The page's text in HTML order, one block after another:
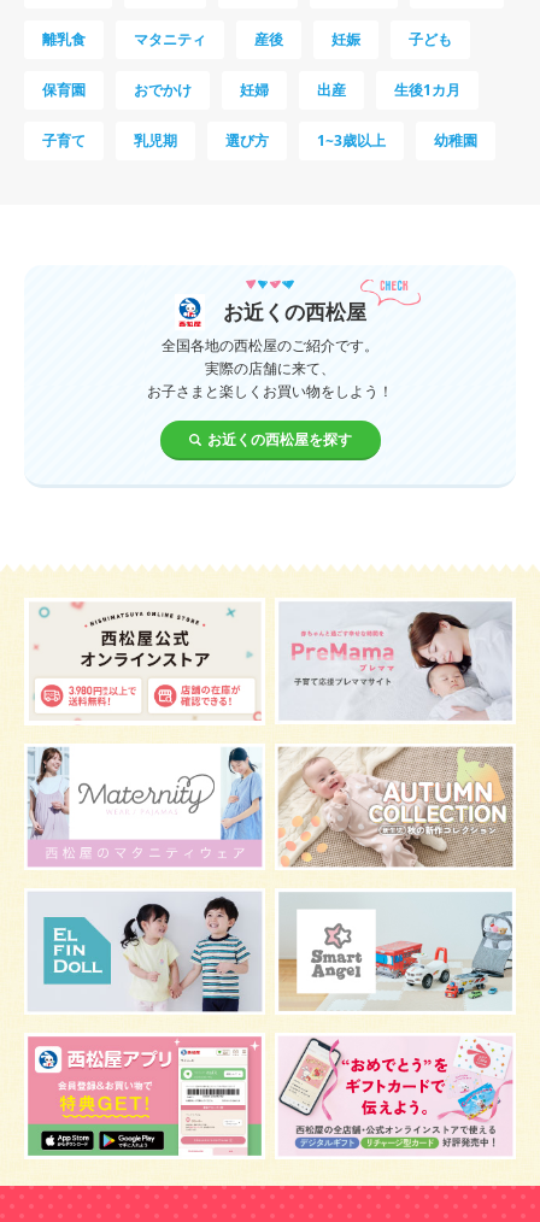
離乳食 マタニティ 産後 妊娠 子ども
保育園 おでかけ 妊婦 出産 生後1カ月
子育て 乳児期 選び方 1~3歳以上 幼稚園
ベビーカー
おむつ 出産準備
遊ぶ 夏 イヤイヤ期
あせも 汗 エアコン
適切温度 帽子 授乳 チャイルドシート
ベビー服 小学生 家族写真 産休 お昼寝
改善 枕 メニュー
グッズ お七夜 お宮参り 初節句
肌 抱っこ スキンケア お肌
マタニティウェア おしゃぶり 絵本 肌着
夜間断乳 お風呂 嫌がる うんち 髪の毛
視力 虫よけ
骨盤ベルトの基礎知識 骨盤ベルトの効果 栄養素
保存 マスク 予防
骨盤ベルトの注意点 感染症 双子
しこり おっぱい 水着 安全対策 おすすめ
マザーバッグ 予防注射 幼児期 アレルギー
反抗期 双胎妊娠 便秘 うなぎ 乳幼児
お近くの西松屋
全国各地の西松屋のご紹介です。
実際の店舗に来て、
お子さまと楽しくお買い物をしよう！
お近くの西松屋を探す